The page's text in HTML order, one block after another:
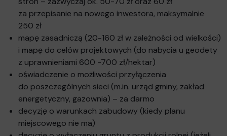
za przepisanie na nowego inwestora, maksymalnie
250 zł
mapę zasadniczą (20-160 zł w zależności od wielkości)
i mapę do celów projektowych (do nabycia u geodety
z uprawnieniami 600 -700 zł/hektar)
oświadczenie o możliwości przyłączenia
do poszczególnych sieci (m.in. urząd gminy, zakład
energetyczny, gazownia) – za darmo
decyzję o warunkach zabudowy (kiedy planu
miejscowego nie ma)